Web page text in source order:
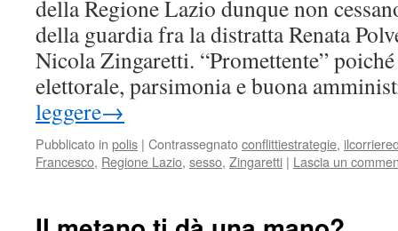
della Regione Lazio dunque non
della guardia fra la distratta Renata
Nicola Zingaretti. “Promettente”
elettorale, parsimonia e buona
leggere→
Pubblicato in polis | Contrassegnatoconflittiestrategie,
Francesco, Regione Lazio, sesso, Zingaretti | Lascia un